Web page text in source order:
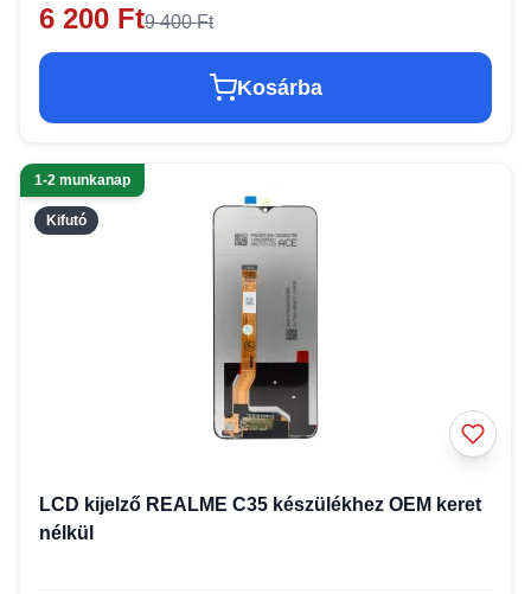
6 200 Ft9 400 Ft
Kosárba
Kifutó
1-2 munkanap
LCD kijelző REALME C35 készülékhez OEM keret
nélkül